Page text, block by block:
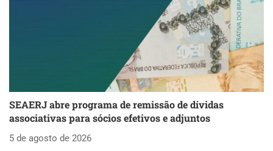
SEAERJ abre programa de remissão de dívidas
associativas para sócios efetivos e adjuntos
5 de agosto de 2026